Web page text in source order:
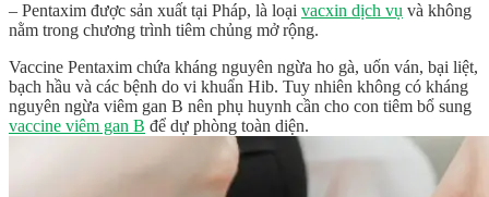
– Pentaxim được sản xuất tại Pháp, là loại vacxin dịch vụ và không
nằm trong chương trình tiêm chủng mở rộng.
Vaccine Pentaxim chứa kháng nguyên ngừa ho gà, uốn ván, bại liệt,
bạch hầu và các bệnh do vi khuẩn Hib. Tuy nhiên không có kháng
nguyên ngừa viêm gan B nên phụ huynh cần cho con tiêm bổ sung
vaccine viêm gan B để dự phòng toàn diện.